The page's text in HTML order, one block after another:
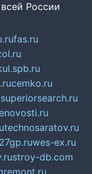
России
fas.ru
cemko.ru
superiorsearch.ru
technosaratov.ru
wes-ex.ru
stroy-db.com